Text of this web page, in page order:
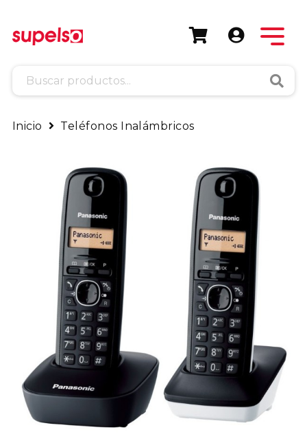
Inicio  Teléfonos Inalámbricos